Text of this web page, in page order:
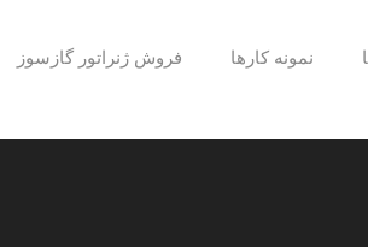
نمونه کارها فروش ژنراتور گازسوز